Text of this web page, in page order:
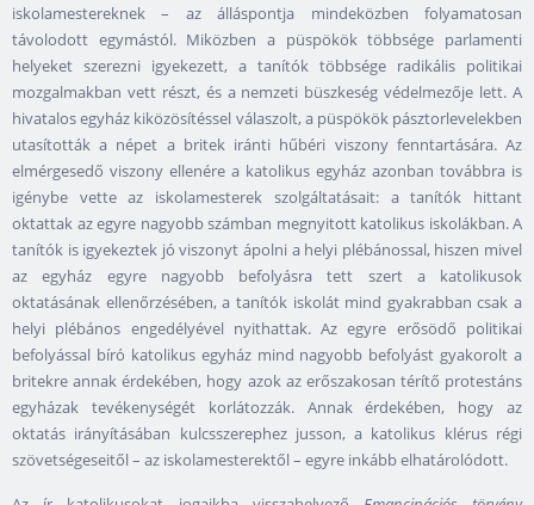
iskolamestereknek – az álláspontja mindeközben folyamatosan
távolodott egymástól. Miközben a püspökök többsége parlamenti
helyeket szerezni igyekezett, a tanítók többsége radikális politikai
mozgalmakban vett részt, és a nemzeti büszkeség védelmezője lett. A
hivatalos egyház kiközösítéssel válaszolt, a püspökök pásztorlevelekben
utasították a népet a britek iránti hűbéri viszony fenntartására. Az
elmérgesedő viszony ellenére a katolikus egyház azonban továbbra is
igénybe vette az iskolamesterek szolgáltatásait: a tanítók hittant
oktattak az egyre nagyobb számban megnyitott katolikus iskolákban. A
tanítók is igyekeztek jó viszonyt ápolni a helyi plébánossal, hiszen mivel
az egyház egyre nagyobb befolyásra tett szert a katolikusok
oktatásának ellenőrzésében, a tanítók iskolát mind gyakrabban csak a
helyi plébános engedélyével nyithattak. Az egyre erősödő politikai
befolyással bíró katolikus egyház mind nagyobb befolyást gyakorolt a
britekre annak érdekében, hogy azok az erőszakosan térítő protestáns
egyházak tevékenységét korlátozzák. Annak érdekében, hogy az
oktatás irányításában kulcsszerephez jusson, a katolikus klérus régi
szövetségeseitől – az iskolamesterektől – egyre inkább elhatárolódott.